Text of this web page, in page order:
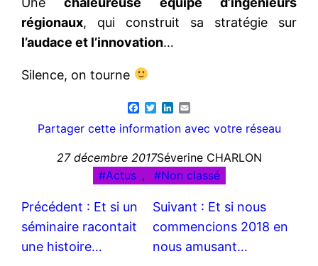
régionaux, qui construit sa stratégie sur
l’audace et l’innovation…
Silence, on tourne
Facebook
TwitterLinkedIn
Partager cette information avec votre réseau
27 décembre 2017Séverine CHARLON
Actus , Non classé
Précédent : Et si un
séminaire racontait
une histoire…
Suivant : Et si nous
commencions 2018 en
nous amusant…